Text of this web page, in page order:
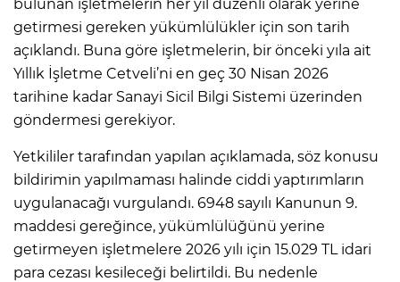
bulunan işletmelerin her yıl düzenli olarak yerine
getirmesi gereken yükümlülükler için son tarih
açıklandı. Buna göre işletmelerin, bir önceki yıla ait
Yıllık İşletme Cetveli’ni en geç 30 Nisan 2026
tarihine kadar Sanayi Sicil Bilgi Sistemi üzerinden
göndermesi gerekiyor.
Yetkililer tarafından yapılan açıklamada, söz konusu
bildirimin yapılmaması halinde ciddi yaptırımların
uygulanacağı vurgulandı. 6948 sayılı Kanunun 9.
maddesi gereğince, yükümlülüğünü yerine
getirmeyen işletmelere 2026 yılı için 15.029 TL idari
para cezası kesileceği belirtildi. Bu nedenle